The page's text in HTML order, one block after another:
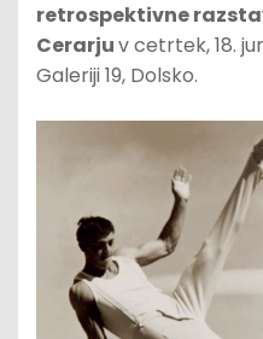
retrospektivne
Cerarjuv cetrtek, 18.
Galeriji 19, Dolsko.